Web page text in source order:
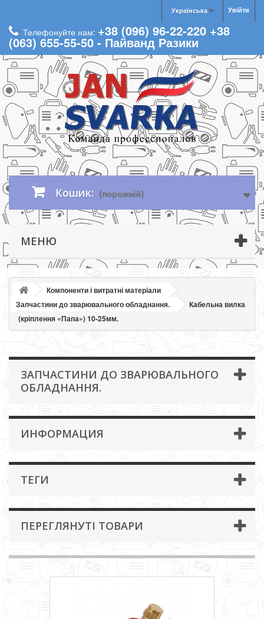
Увійти
Українська
Телефонуйте нам: +38 (096) 96-22-220 +38
(063) 655-55-50 - Пайванд Разики
Кошик: (порожній)
МЕНЮ
Компоненти і витратні матеріали
Запчастини до зварювального обладнання.
Кабельна вилка
(кріплення «Папа») 10-25мм.
ЗАПЧАСТИНИ ДО ЗВАРЮВАЛЬНОГО
ОБЛАДНАННЯ.
ИНФОРМАЦИЯ
ТЕГИ
ПЕРЕГЛЯНУТІ ТОВАРИ